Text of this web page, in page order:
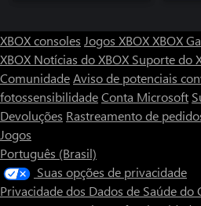
XBOX consoles Jogos XBOXXBOX
XBOX Notícias do XBOX Suporte do
ComunidadeAviso de potenciais
fotossensibilidadeConta Microsoft
Devoluções Rastreamento de
Jogos
Português (Brasil)
Suas opções de privacidade
Privacidade dos Dados de Saúde do